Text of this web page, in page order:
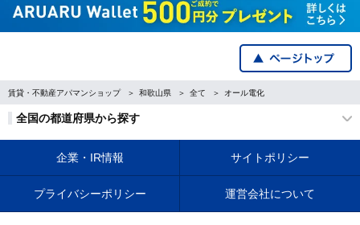
賃貸・不動産アパマンショップ 和歌山県 全て オール電化
全国の都道府県から探す
企業・IR情報 サイトポリシー
プライバシーポリシー 運営会社について